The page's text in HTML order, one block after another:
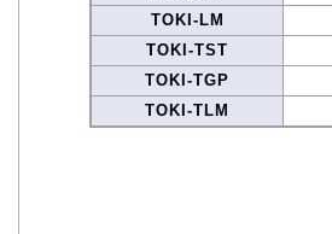
TOKI-LM
TOKI-TST
TOKI-TGP
TOKI-TLM